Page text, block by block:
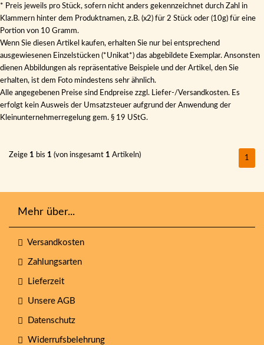
* Preis jeweils pro Stück, sofern nicht anders gekennzeichnet durch Zahl in
Klammern hinter dem Produktnamen, z.B. (x2) für 2 Stück oder (10g) für eine
Portion von 10 Gramm.
Wenn Sie diesen Artikel kaufen, erhalten Sie nur bei entsprechend
ausgewiesenen Einzelstücken (*Unikat*) das abgebildete Exemplar. Ansonsten
dienen Abbildungen als repräsentative Beispiele und der Artikel, den Sie
erhalten, ist dem Foto mindestens sehr ähnlich.
Alle angegebenen Preise sind Endpreise zzgl. Liefer-/Versandkosten. Es
erfolgt kein Ausweis der Umsatzsteuer aufgrund der Anwendung der
Kleinunternehmerregelung gem. § 19 UStG.
Zeige 1 bis 1 (von insgesamt 1 Artikeln) 1
Mehr über...
Versandkosten
Zahlungsarten
Lieferzeit
Unsere AGB
Datenschutz
Widerrufsbelehrung